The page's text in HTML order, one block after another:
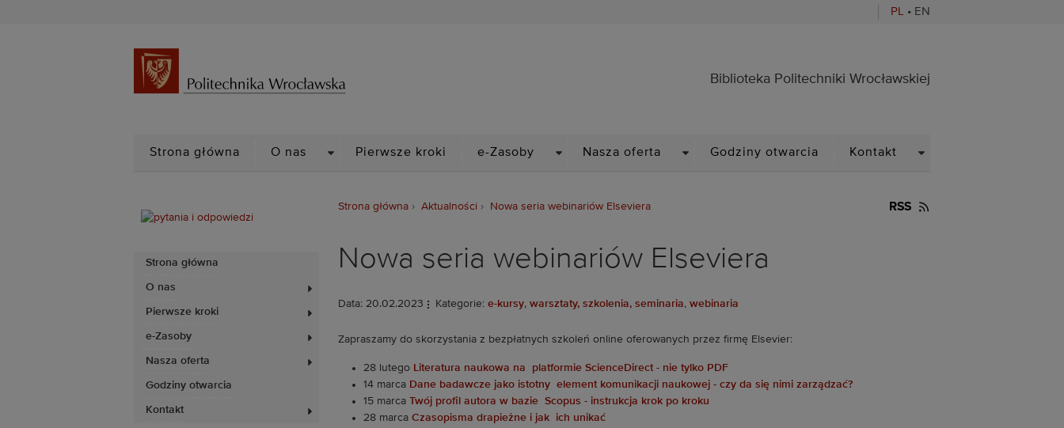
PL • EN
Biblioteka Politechniki Wrocławskiej
Biblioteka Politechniki Wrocławskiej
Strona główna O nas Pierwsze kroki e-Zasoby Nasza oferta Godziny otwarcia Kontakt
Strona główna
O nas
Pierwsze kroki
e-Zasoby
Nasza oferta
Godziny otwarcia
Kontakt
Strona główna Aktualności Nowa seria webinariów Elseviera RSS
Nowa seria webinariów Elseviera
Data: 20.02.2023 Kategorie: e-kursy, warsztaty, szkolenia, seminaria, webinaria
Zapraszamy do skorzystania z bezpłatnych szkoleń online oferowanych przez firmę Elsevier:
28 lutego Literatura naukowa na platformie ScienceDirect - nie tylko PDF
14 marca Dane badawcze jako istotny element komunikacji naukowej - czy da się nimi zarządzać?
15 marca Twój profil autora w bazie Scopus - instrukcja krok po kroku
28 marca Czasopisma drapieżne i jak ich unikać